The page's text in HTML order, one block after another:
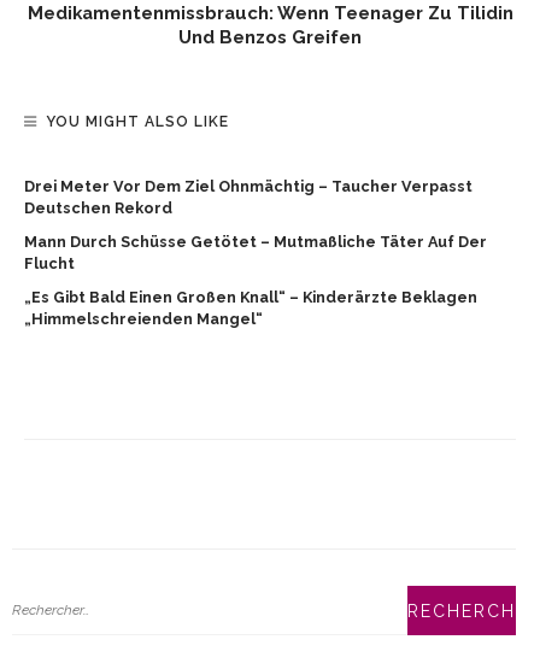
Medikamentenmissbrauch: Wenn Teenager Zu Tilidin
Und Benzos Greifen
YOU MIGHT ALSO LIKE
Drei Meter Vor Dem Ziel Ohnmächtig – Taucher Verpasst
Deutschen Rekord
Mann Durch Schüsse Getötet – Mutmaßliche Täter Auf Der
Flucht
„Es Gibt Bald Einen Großen Knall“ – Kinderärzte Beklagen
„himmelschreienden Mangel“